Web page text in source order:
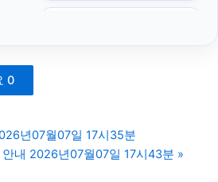
청주이혼전문변호사
상간녀소송
0
년07월07일 17시35분
내 2026년07월07일 17시43분 »